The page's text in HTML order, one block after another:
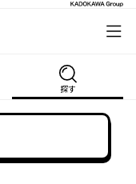
探す